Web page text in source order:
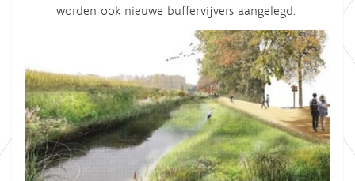
worden ook nieuwe buffervijvers aangelegd.